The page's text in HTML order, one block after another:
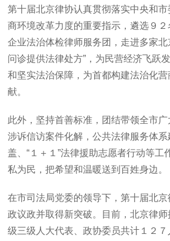
第十届北京律协认真贯彻落实中央和
商环境改革力度的重要指示，遴选９
企业法治体检律师服务团，走进多家北
问诊提供法律处方”，为民营经济飞跃
和坚实法治保障，为首都构建法治化
献。
此外，坚持首善标准，团结带领全市广
涉诉信访案件化解，公共法律服务体
盖、“１＋１”法律援助志愿者行动等工
私为民，把希望和温暖送到百姓身边。
在市司法局党委的领导下，第十届北
政议政并取得新突破。目前，北京律
级三级人大代表、政协委员共计１２